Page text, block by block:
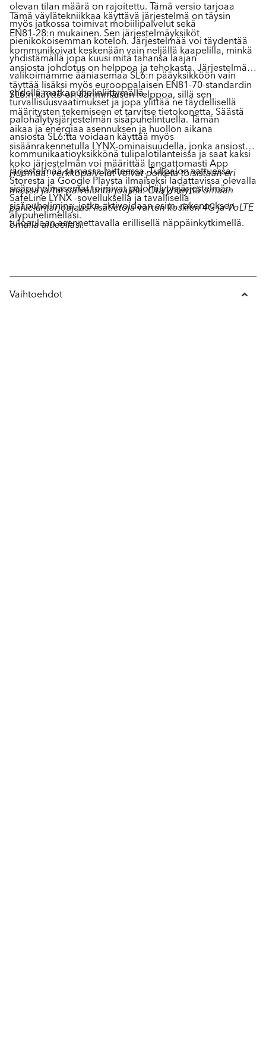
olevan tilan määrä on rajoitettu. Tämä versio tarjoaa
myös jatkossa toimivat mobiilipalvelut sekä
pienikokoisemman kotelon. Järjestelmää voi täydentää
yhdistämällä jopa kuusi mitä tahansa laajan
valikoimamme ääniasemaa SL6:n pääyksikköön vain
yhdellä matkapuhelinliittymällä.
Tämä väylätekniikkaa käyttävä järjestelmä on täysin
EN81-28:n mukainen. Sen järjestelmäyksiköt
kommunikoivat keskenään vain neljällä kaapelilla, minkä
ansiosta johdotus on helppoa ja tehokasta. Järjestelmä
täyttää lisäksi myös eurooppalaisen EN81-70-standardin
turvallisuusvaatimukset ja jopa ylittää ne täydellisellä
palohälytysjärjestelmän sisäpuhelintuella. Tämän
ansiosta SL6:tta voidaan käyttää myös
kommunikaatioyksikkönä tulipalotilanteissa ja saat kaksi
järjestelmää samassa laitteessa. Tulipalon sattuessa
sisäpuhelinasemat toimivat palohälytysjärjestelmän
sisäpuhelimina, jotka aktivoidaan esim. rakennuksen
tuloaulaan asennettavalla erillisellä näppäinkytkimellä.
SL6:n käyttö on äärimmäisen helppoa, sillä sen
määritysten tekemiseen et tarvitse tietokonetta. Säästä
aikaa ja energiaa asennuksen ja huollon aikana
sisäänrakennetulla LYNX-ominaisuudella, jonka ansiosta
koko järjestelmän voi määrittää langattomasti App
Storesta ja Google Playsta ilmaiseksi ladattavissa olevalla
SafeLine LYNX -sovelluksella ja tavallisella
älypuhelimellasi.
Huomaa: verkkopalvelut voivat poiketa toisistaan eri
maissa ja/tai palveluntarjoajilla. Ota yhteyttä omaan
palveluntarjoajaasi lisätietoja varten koskien 4G ja VoLTE
omalla alueellasi.
Vaihtoehdot